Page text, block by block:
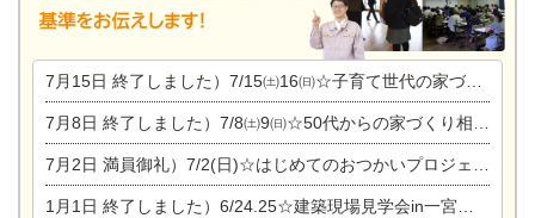
7月15日 終了しました）7/15㈯16㈰☆子育て世代の家づくり相談会
7月8日 終了しました）7/8㈯9㈰☆50代からの家づくり相談会
7月2日 満員御礼）7/2(日)☆はじめてのおつかいプロジェクト
1月1日 終了しました）6/24.25☆建築現場見学会in一宮市木曽川町